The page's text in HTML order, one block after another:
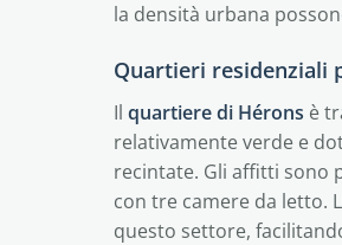
la densità urbana
Quartieri residenziali
Il quartiere di Hérons è
relativamente verde e
recintate. Gli affitti sono
con tre camere da letto.
questo settore,